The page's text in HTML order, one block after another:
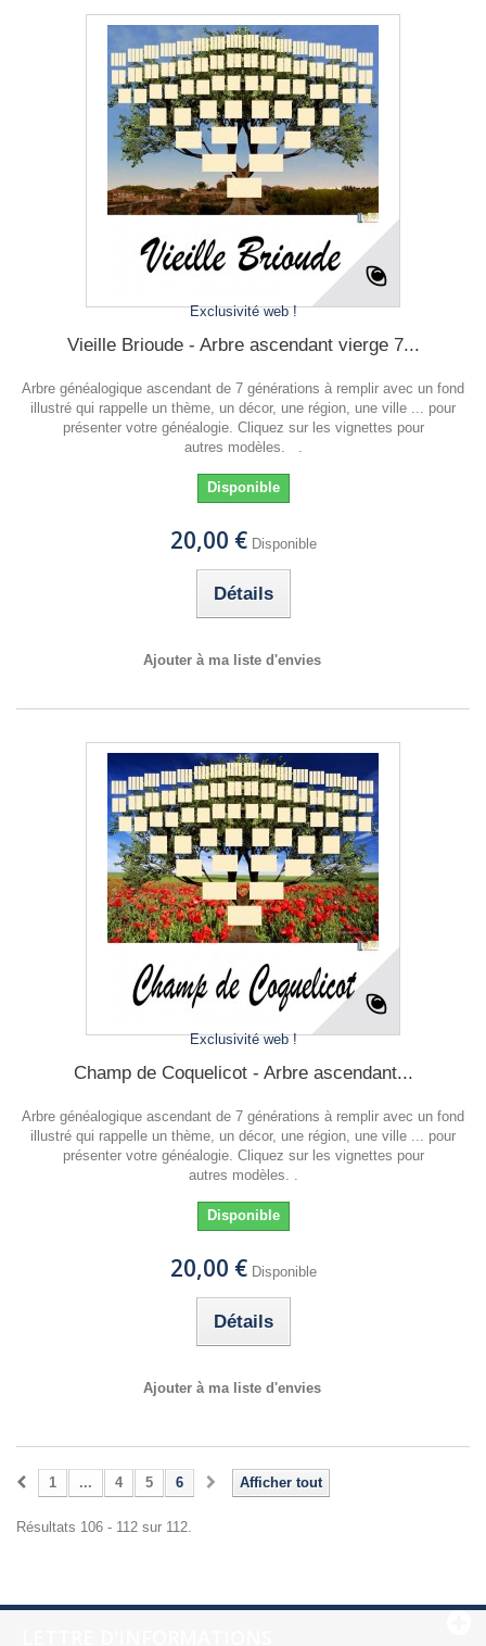
Exclusivité web !
Vieille Brioude - Arbre ascendant vierge 7...
Arbre généalogique ascendant de 7 générations à remplir avec un fond
illustré qui rappelle un thème, un décor, une région, une ville ... pour
présenter votre généalogie. Cliquez sur les vignettes pour
autres modèles. .
Disponible
20,00 € Disponible
Détails
Ajouter à ma liste d'envies
Exclusivité web !
Champ de Coquelicot - Arbre ascendant...
Arbre généalogique ascendant de 7 générations à remplir avec un fond
illustré qui rappelle un thème, un décor, une région, une ville ... pour
présenter votre généalogie. Cliquez sur les vignettes pour
autres modèles. .
Disponible
20,00 € Disponible
Détails
Ajouter à ma liste d'envies
Afficher tout
1 ... 4 5 6
Résultats 106 - 112 sur 112.